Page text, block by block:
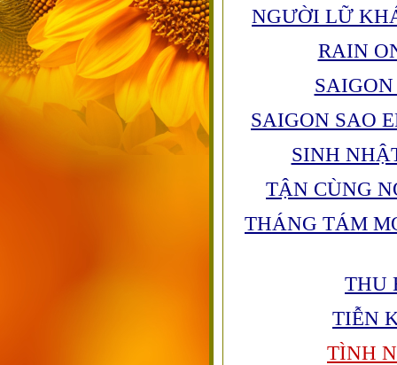
NGƯỜI LỮ
RAIN
SAIGON SAO
SINH
TẬN CÙNG
THÁNG TÁM
THU
TIỄN
TÌNH